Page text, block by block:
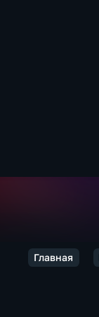
Главная